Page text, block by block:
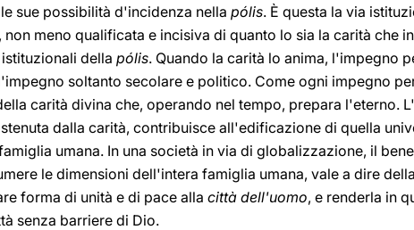
sue possibilità d'incidenza nella pólis. È questa la via
meno qualificata e incisiva di quanto lo sia la carità che
della pólis. Quando la carità lo anima, l'impegno
soltanto secolare e politico. Come ogni impegno
carità divina che, operando nel tempo, prepara l'eterno.
dalla carità, contribuisce all'edificazione di quella
umana. In una società in via di globalizzazione, il
le dimensioni dell'intera famiglia umana, vale a dire
forma di unità e di pace alla città dell'uomo, e renderla in
senza barriere di Dio.